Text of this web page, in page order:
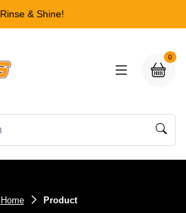
Rinse & Shine!
0
Home Product